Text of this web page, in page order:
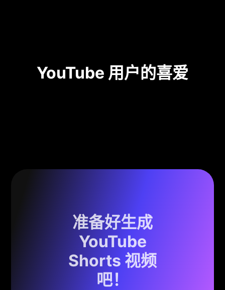
YouTube 用户的喜爱
准备好生成
YouTube
Shorts 视频
吧！